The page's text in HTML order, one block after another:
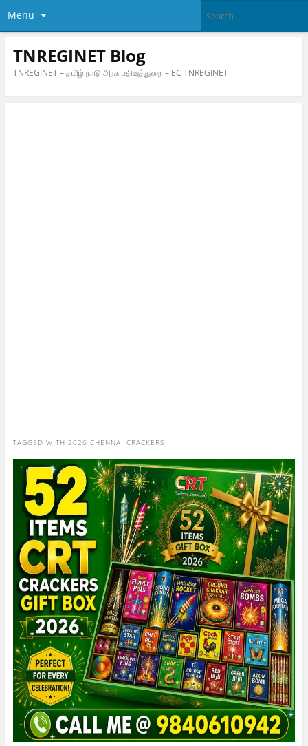
Menu
TNREGINET Blog
TNREGINET – தமிழ் நாடு அரசு பதிவுத்துறை – EC TNREGINET
TAGGED WITH 2026 CHENNAI CRACKERS